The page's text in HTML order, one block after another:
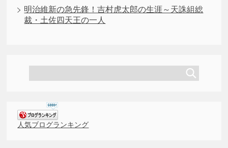
明治維新の急先鋒！吉村虎太郎の生涯～天誅組総
裁・土佐四天王の一人
人気ブログランキング